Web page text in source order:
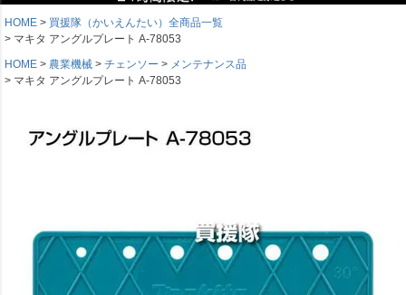
HOME
買援隊（かいえんたい）全商品一覧
マキタ アングルプレート A-78053
HOME
農業機械 チェンソー
メンテナンス品
マキタ アングルプレート A-78053